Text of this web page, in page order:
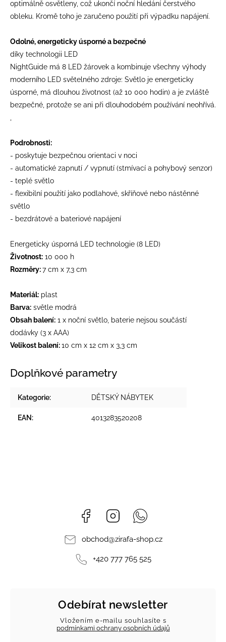
optimálně osvětleny, což ukončí noční hledání čerstvého
obleku. Kromě toho je zaručeno použití při výpadku napájení.
Odolné, energeticky úsporné a bezpečné
díky technologii LED
NightGuide má 8 LED žárovek a kombinuje všechny výhody
moderního LED světelného zdroje: Světlo je energeticky
úsporné, má dlouhou životnost (až 10 000 hodin) a je zvláště
bezpečné, protože se ani při dlouhodobém používání neohřívá.
Podrobnosti:
- poskytuje bezpečnou orientaci v noci
- automatické zapnutí / vypnutí (stmívací a pohybový senzor)
- teplé světlo
- flexibilní použití jako podlahové, skříňové nebo nástěnné
světlo
- bezdrátové a bateriové napájení
Energeticky úsporná LED technologie (8 LED)
Životnost: 10 000 h
Rozměry:7 cm x 7,3 cm
Materiál: plast
Barva: světle modrá
Obsah balení: 1 x noční světlo, baterie nejsou součástí
dodávky (3 x AAA)
Velikost balení:10 cm x 12 cm x 3,3 cm
Doplňkové parametry
Kategorie: DĚTSKÝ NÁBYTEK
EAN: 4013283520208
Facebook Instagram
obchod@zirafa-shop.cz
+420 777 765 525
Odebírat newsletter
Vložením e-mailu souhlasíte s
podmínkami ochrany osobních údajů